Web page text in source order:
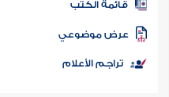
المكتبة
الكتب
موضوعي